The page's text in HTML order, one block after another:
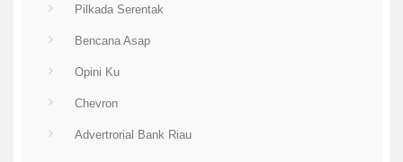
Pilkada Serentak
Bencana Asap
Opini Ku
Chevron
Advertrorial Bank Riau